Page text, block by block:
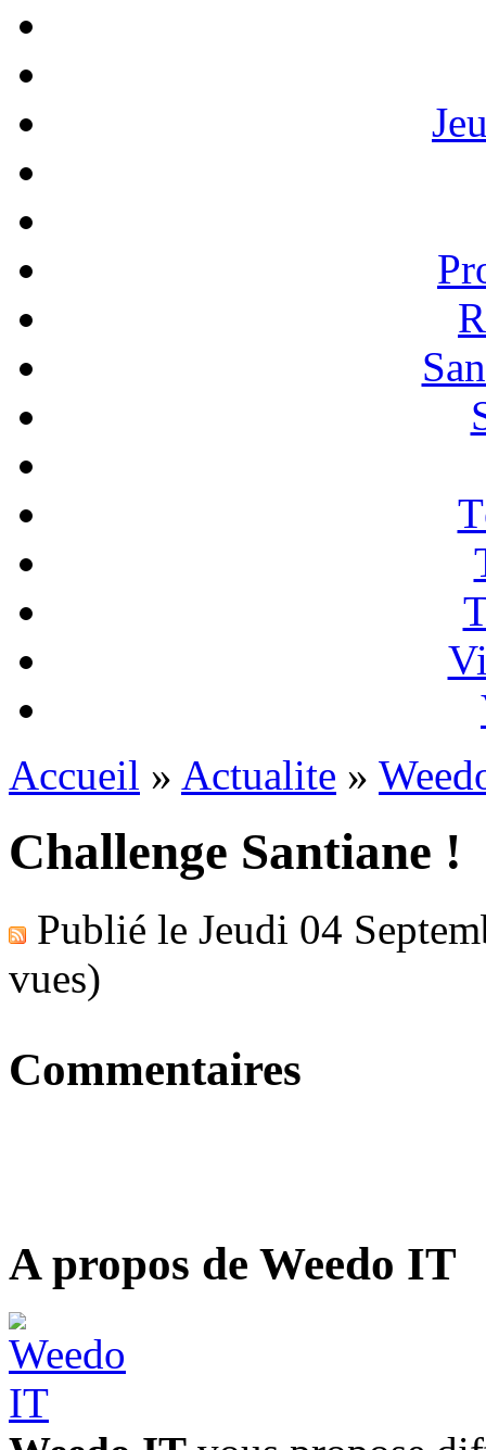
Accueil » Actualite »
Challenge Santiane !
Publié le Jeudi 04
vues)
Commentaires
A propos de Weedo IT